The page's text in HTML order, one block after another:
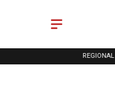
REGIONAL